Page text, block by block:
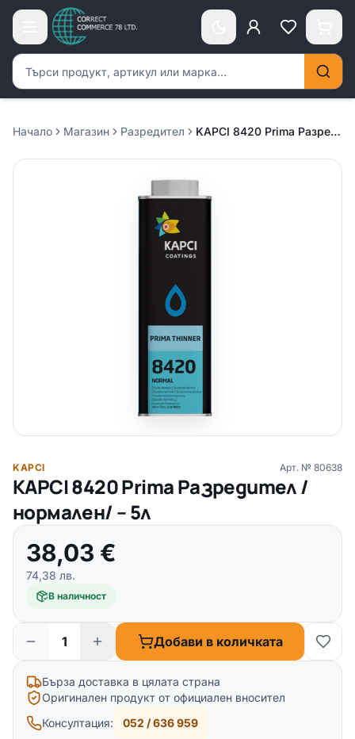
Търсене на продукти
Начало Магазин Разредител KAPCI 8420 Prima Разредител /нормален/ – 5л
KAPCI Арт. № 80638
KAPCI 8420 Prima Разредител /
нормален/ – 5л
38,03 €
74,38 лв.
В наличност
Добави в количката
Бърза доставка в цялата страна
Оригинален продукт от официален вносител
Консултация:
052 / 636 959